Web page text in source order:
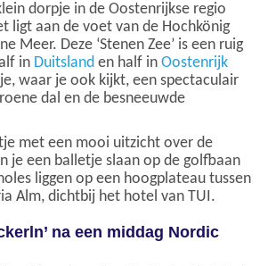
dorpje in de Oostenrijkse regio
ligt aan de voet van de Hochkönig
Meer. Deze ‘Stenen Zee’ is een ruig
in Duitsland en half in Oostenrijk
waar je ook kijkt, een spectaculair
dal en de besneeuwde
met een mooi uitzicht over de
je een balletje slaan op de golfbaan
liggen op een hoogplateau tussen
Alm, dichtbij het hotel van TUI.
na een middag Nordic